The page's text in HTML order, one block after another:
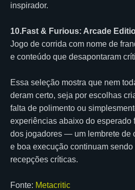
inspirador.
10.Fast & Furious: Arcade
Jogo de corrida com nome de
e conteúdo que desapontaram
Essa seleção mostra que nem
deram certo, seja por escolhas
falta de polimento ou
experiências abaixo do esperado
dos jogadores — um lembrete de
e boa execução continuam
recepções críticas.
Fonte: Metacritic